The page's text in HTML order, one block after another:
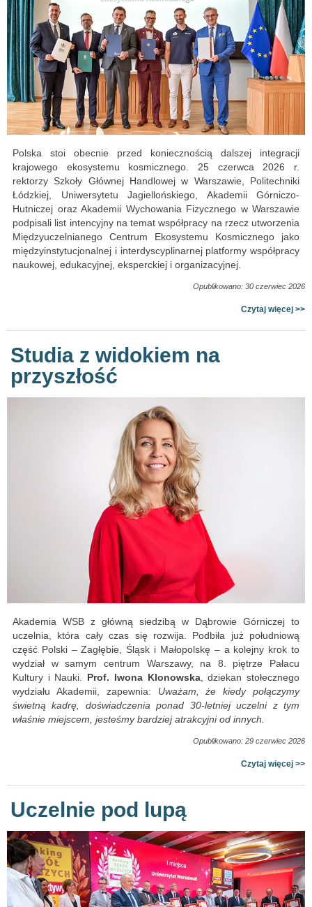
Polska stoi obecnie przed koniecznością dalszej integracji
krajowego ekosystemu kosmicznego. 25 czerwca 2026 r.
rektorzy Szkoły Głównej Handlowej w Warszawie, Politechniki
Łódzkiej, Uniwersytetu Jagiellońskiego, Akademii Górniczo-
Hutniczej oraz Akademii Wychowania Fizycznego w Warszawie
podpisali list intencyjny na temat współpracy na rzecz utworzenia
Międzyuczelnianego Centrum Ekosystemu Kosmicznego jako
międzyinstytucjonalnej i interdyscyplinarnej platformy współpracy
naukowej, edukacyjnej, eksperckiej i organizacyjnej.
Opublikowano: 30 czerwiec 2026
Czytaj więcej >>
Studia z widokiem na
przyszłość
Akademia WSB z główną siedzibą w Dąbrowie Górniczej to
uczelnia, która cały czas się rozwija. Podbiła już południową
część Polski – Zagłębie, Śląsk i Małopolskę – a kolejny krok to
wydział w samym centrum Warszawy, na 8. piętrze Pałacu
Kultury i Nauki. Prof. Iwona Klonowska, dziekan stołecznego
wydziału Akademii, zapewnia: Uważam, że kiedy połączymy
świetną kadrę, doświadczenia ponad 30-letniej uczelni z tym
właśnie miejscem, jesteśmy bardziej atrakcyjni od innych.
Opublikowano: 29 czerwiec 2026
Czytaj więcej >>
Uczelnie pod lupą